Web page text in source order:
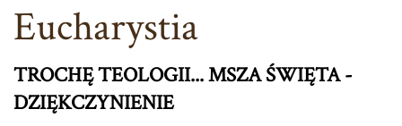
Eucharystia
TROCHĘ TEOLOGII... MSZA ŚWIĘTA -
DZIĘKCZYNIENIE